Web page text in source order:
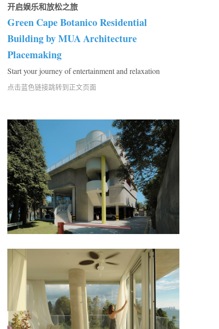
开启娱乐和放松之旅
Green Cape Botanico Residential
Building by MUA Architecture
Placemaking
Start your journey of entertainment and relaxation
点击蓝色链接跳转到正文页面